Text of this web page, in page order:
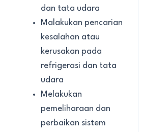
dan tata udara
Malakukan pencarian
kesalahan atau
kerusakan pada
refrigerasi dan tata
udara
Melakukan
pemeliharaan dan
perbaikan sistem